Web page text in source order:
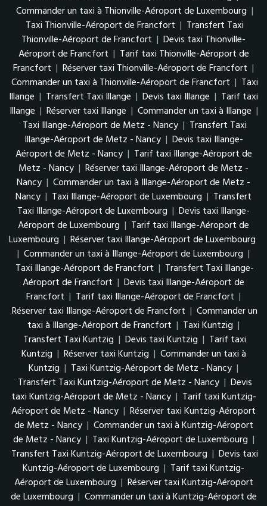
Commander un taxi à Thionville-Aéroport de Luxembourg |
Taxi Thionville-Aéroport de Francfort | Transfert Taxi
Thionville-Aéroport de Francfort | Devis taxi Thionville-
Aéroport de Francfort | Tarif taxi Thionville-Aéroport de
Francfort | Réserver taxi Thionville-Aéroport de Francfort |
Commander un taxi à Thionville-Aéroport de Francfort | Taxi
Illange | Transfert Taxi Illange | Devis taxi Illange | Tarif taxi
Illange | Réserver taxi Illange | Commander un taxi à Illange |
Taxi Illange-Aéroport de Metz - Nancy | Transfert Taxi
Illange-Aéroport de Metz - Nancy | Devis taxi Illange-
Aéroport de Metz - Nancy | Tarif taxi Illange-Aéroport de
Metz - Nancy | Réserver taxi Illange-Aéroport de Metz -
Nancy | Commander un taxi à Illange-Aéroport de Metz -
Nancy | Taxi Illange-Aéroport de Luxembourg | Transfert
Taxi Illange-Aéroport de Luxembourg | Devis taxi Illange-
Aéroport de Luxembourg | Tarif taxi Illange-Aéroport de
Luxembourg | Réserver taxi Illange-Aéroport de Luxembourg
| Commander un taxi à Illange-Aéroport de Luxembourg |
Taxi Illange-Aéroport de Francfort | Transfert Taxi Illange-
Aéroport de Francfort | Devis taxi Illange-Aéroport de
Francfort | Tarif taxi Illange-Aéroport de Francfort |
Réserver taxi Illange-Aéroport de Francfort | Commander un
taxi à Illange-Aéroport de Francfort | Taxi Kuntzig |
Transfert Taxi Kuntzig | Devis taxi Kuntzig | Tarif taxi
Kuntzig | Réserver taxi Kuntzig | Commander un taxi à
Kuntzig | Taxi Kuntzig-Aéroport de Metz - Nancy |
Transfert Taxi Kuntzig-Aéroport de Metz - Nancy | Devis
taxi Kuntzig-Aéroport de Metz - Nancy | Tarif taxi Kuntzig-
Aéroport de Metz - Nancy | Réserver taxi Kuntzig-Aéroport
de Metz - Nancy | Commander un taxi à Kuntzig-Aéroport
de Metz - Nancy | Taxi Kuntzig-Aéroport de Luxembourg |
Transfert Taxi Kuntzig-Aéroport de Luxembourg | Devis taxi
Kuntzig-Aéroport de Luxembourg | Tarif taxi Kuntzig-
Aéroport de Luxembourg | Réserver taxi Kuntzig-Aéroport
de Luxembourg | Commander un taxi à Kuntzig-Aéroport de